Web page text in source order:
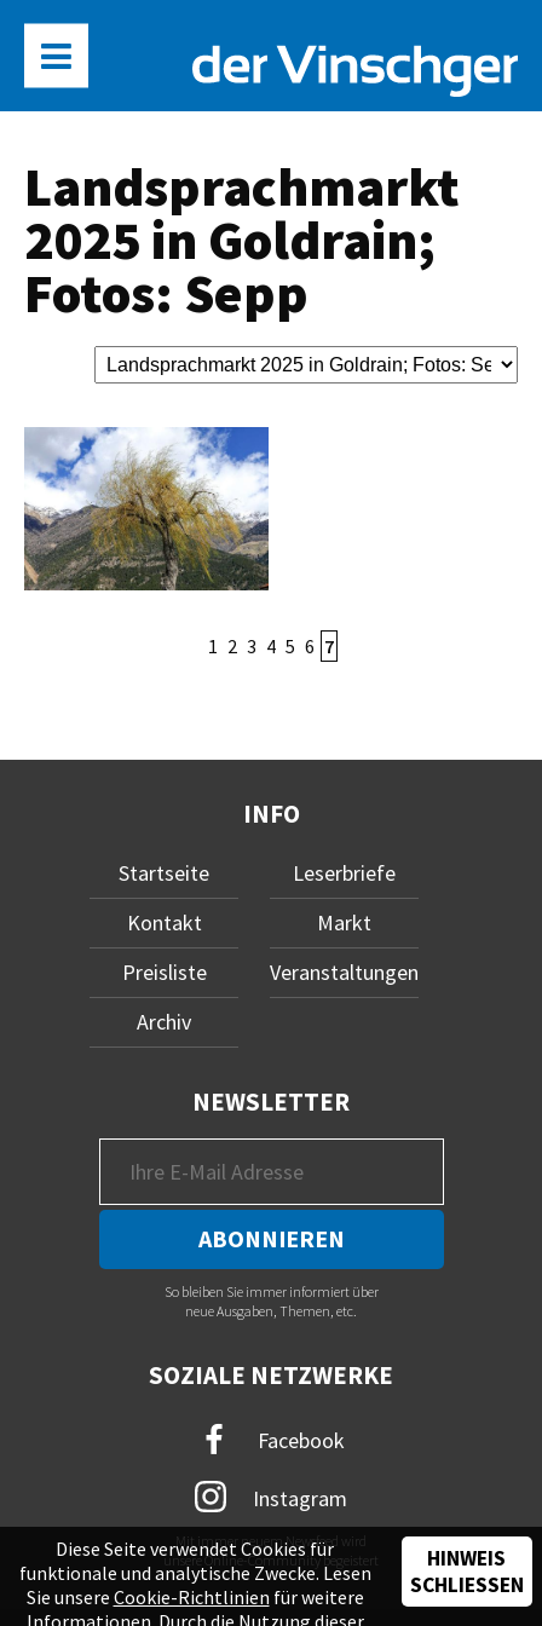
Landsprachmarkt
2025 in Goldrain;
Fotos: Sepp
1 2 3 4 5 6 7
INFO
Startseite
Kontakt
Preisliste
Archiv
Leserbriefe
Markt
Veranstaltungen
NEWSLETTER
So bleiben Sie immer informiert über
neue Ausgaben, Themen, etc.
SOZIALE NETZWERKE
Facebook
Instagram
Mit immer neuem Newsfeed wird
unsere Online-Community begeistert
Diese Seite verwendet Cookies für
funktionale und analytische Zwecke. Lesen
Sie unsere Cookie-Richtlinien für weitere
Informationen. Durch die Nutzung dieser
HINWEIS
SCHLIESSEN